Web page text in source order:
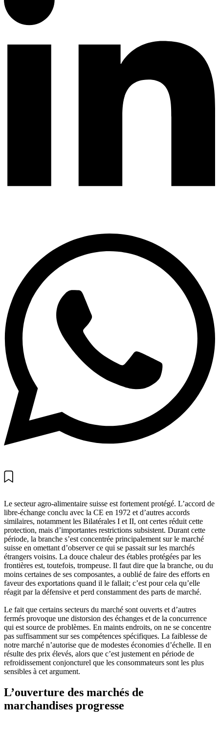
Le secteur agro-alimentaire suisse est fortement protégé. L’accord de
libre-échange conclu avec la CE en 1972 et d’autres accords
similaires, notamment les Bilatérales I et II, ont certes réduit cette
protection, mais d’importantes restrictions subsistent. Durant cette
période, la branche s’est concentrée principalement sur le marché
suisse en omettant d’observer ce qui se passait sur les marchés
étrangers voisins. La douce chaleur des étables protégées par les
frontières est, toutefois, trompeuse. Il faut dire que la branche, ou du
moins certaines de ses composantes, a oublié de faire des efforts en
faveur des exportations quand il le fallait; c’est pour cela qu’elle
réagit par la défensive et perd constamment des parts de marché.
Le fait que certains secteurs du marché sont ouverts et d’autres
fermés provoque une distorsion des échanges et de la concurrence
qui est source de problèmes. En maints endroits, on ne se concentre
pas suffisamment sur ses compétences spécifiques. La faiblesse de
notre marché n’autorise que de modestes économies d’échelle. Il en
résulte des prix élevés, alors que c’est justement en période de
refroidissement conjoncturel que les consommateurs sont les plus
sensibles à cet argument.
L’ouverture des marchés de
marchandises progresse